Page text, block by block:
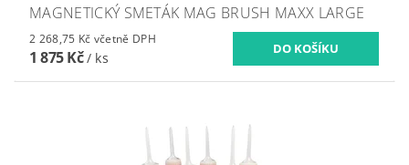
MAGNETICKÝ SMETÁK MAG BRUSH MAXX LARGE
2 268,75 Kč včetně DPH
1 875 Kč/ ks